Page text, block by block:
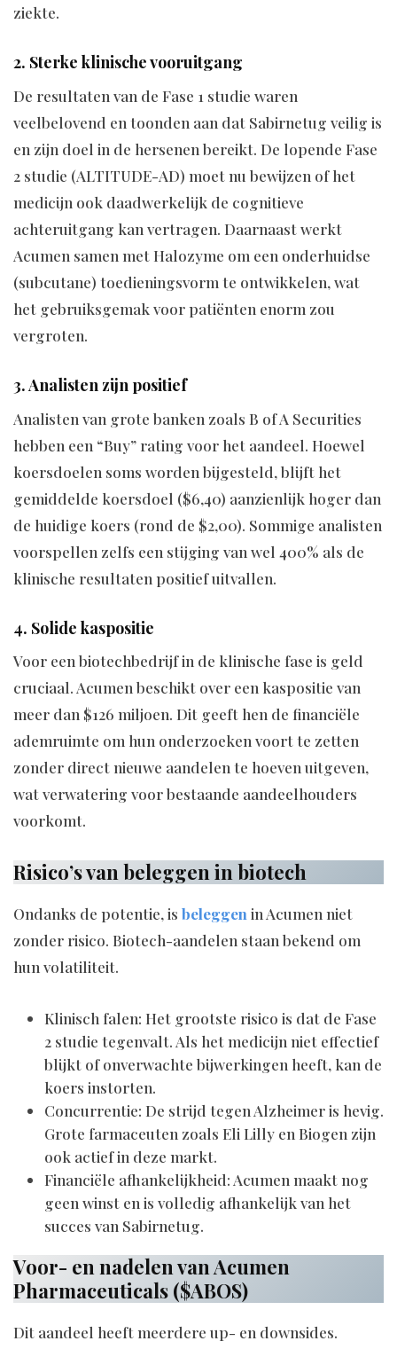
ziekte.
2. Sterke klinische vooruitgang
De resultaten van de Fase 1 studie waren
veelbelovend en toonden aan dat Sabirnetug veilig is
en zijn doel in de hersenen bereikt. De lopende Fase
2 studie (ALTITUDE-AD) moet nu bewijzen of het
medicijn ook daadwerkelijk de cognitieve
achteruitgang kan vertragen. Daarnaast werkt
Acumen samen met Halozyme om een onderhuidse
(subcutane) toedieningsvorm te ontwikkelen, wat
het gebruiksgemak voor patiënten enorm zou
vergroten.
3. Analisten zijn positief
Analisten van grote banken zoals B of A Securities
hebben een “Buy” rating voor het aandeel. Hoewel
koersdoelen soms worden bijgesteld, blijft het
gemiddelde koersdoel ($6,40) aanzienlijk hoger dan
de huidige koers (rond de $2,00). Sommige analisten
voorspellen zelfs een stijging van wel 400% als de
klinische resultaten positief uitvallen.
4. Solide kaspositie
Voor een biotechbedrijf in de klinische fase is geld
cruciaal. Acumen beschikt over een kaspositie van
meer dan $126 miljoen. Dit geeft hen de financiële
ademruimte om hun onderzoeken voort te zetten
zonder direct nieuwe aandelen te hoeven uitgeven,
wat verwatering voor bestaande aandeelhouders
voorkomt.
Risico’s van beleggen in biotech
Ondanks de potentie, is beleggen in Acumen niet
zonder risico. Biotech-aandelen staan bekend om
hun volatiliteit.
Klinisch falen: Het grootste risico is dat de Fase
2 studie tegenvalt. Als het medicijn niet effectief
blijkt of onverwachte bijwerkingen heeft, kan de
koers instorten.
Concurrentie: De strijd tegen Alzheimer is hevig.
Grote farmaceuten zoals Eli Lilly en Biogen zijn
ook actief in deze markt.
Financiële afhankelijkheid: Acumen maakt nog
geen winst en is volledig afhankelijk van het
succes van Sabirnetug.
Voor- en nadelen van Acumen
Pharmaceuticals ($ABOS)
Dit aandeel heeft meerdere up- en downsides.